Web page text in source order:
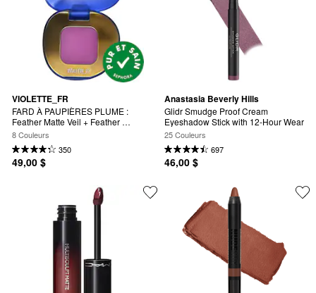
VIOLETTE_FR
FARD À PAUPIÈRES PLUME :
Feather Matte Veil + Feather
Shimmer Veil
8 Couleurs
350
49,00 $
Anastasia Beverly Hills
Glidr Smudge Proof Cream
Eyeshadow Stick with 12-Hour Wear
25 Couleurs
697
46,00 $